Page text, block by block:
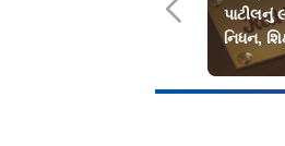
પાટીલનું
નિધન,
યુગનો અંત